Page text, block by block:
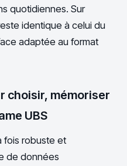
quotidiennes. Sur
identique à celui du
adaptée au format
choisir, mémoriser
UBS
fois robuste et
de données